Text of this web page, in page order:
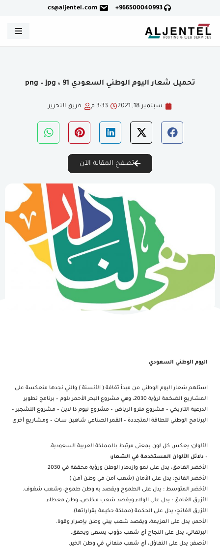
تخطى
إلى
cs@aljentel.com
تحميل شعار اليوم الوطني السعودي 91 ، png – jpg
سبتمبر 18, 2021 3:33 م فريق التحرير
تصفح المقالة الآن
اليوم الوطني السعودي
استلهم شعار اليوم الوطني من مبدأ ثقافة ( الأنسنة ) والتي نجدها منعكسة على
المشاريع الضخمة لرؤية 2030، وهي مشروع البحر الأحمر بلوم – برنامج تطوير
الدرعية التاريخي – مشروع مترو الرياض – مشروع نيوم ذا لاين – مشروع التشجير –
البرنامج الوطني للطاقة المتجددة – القمر الصناعي شاهين سات – ومشاريع أخرى
الألوان: يعكس كل لون بمعنى مرتبط بالمملكة العربية السعودية.
– دلائل الألوان المستخدمة في الشعار:
الأخضر الغامق: يدل على نمو وازدهار الوطن ورؤية محققة في 2030
الأخضر الفاتح: يدل على الأمان (شعب آمن في وطن آمن )
الأخضر المتوسط : يدل على الطموح ويقصد به وطن طموح، وشعب شغوف.
الأزرق الغامق : يدل على الولاء ويقصد شعب مخلص، وطن معطاء.
الأزرق الفاتح: يدل على الحكمة (مملكة حكيمة بقراراتها).
الأحمر: يدل على العزيمة، ويقصد شعب يبني وطن بإصرار وقوة.
البرتقالي: يدل على النجاح أي شعب دؤوب يسعى ويحقق.
الأصفر: يدل على التفاؤل، أي شعب متفاني في وطن الخير.